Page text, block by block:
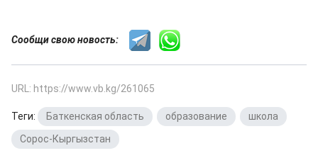
Сообщи свою новость:
URL: https://www.vb.kg/261065
Теги: Баткенская область образование школа
Сорос-Кыргызстан